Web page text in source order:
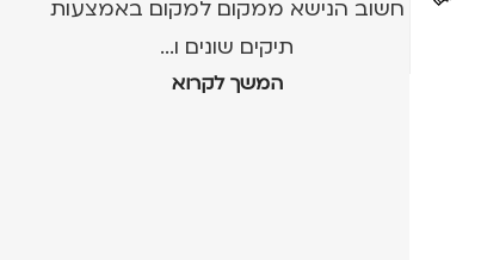
חשוב הנישא ממקום למקום באמצעות
תיקים שונים ו...
המשך לקרוא